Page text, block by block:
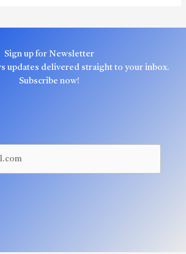
Sign up for Newsletter
updates delivered straight to your inbox.
Subscribe now!